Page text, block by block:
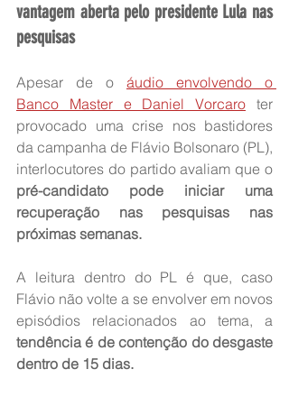
vantagem aberta pelo presidente Lula nas
pesquisas
Apesar de o áudio envolvendo o
Banco Master e Daniel Vorcaro ter
provocado uma crise nos bastidores
da campanha de Flávio Bolsonaro (PL),
pré-candidato pode iniciar uma
recuperação nas pesquisas nas
próximas semanas.
A leitura dentro do PL é que, caso
Flávio não volte a se envolver em novos
tendência é de contenção do desgaste
dentro de 15 dias.